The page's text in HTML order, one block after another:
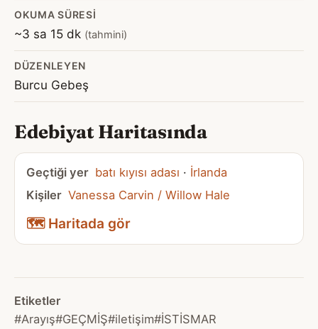
OKUMA SÜRESI
~3 sa 15 dk (tahmini)
DÜZENLEYEN
Burcu Gebeş
Edebiyat Haritasında
Geçtiği yer batı kıyısı adası · İrlanda
Kişiler Vanessa Carvin / Willow Hale
🗺️ Haritada gör
Etiketler
#Arayış#GEÇMİŞ#iletişim#İSTİSMAR